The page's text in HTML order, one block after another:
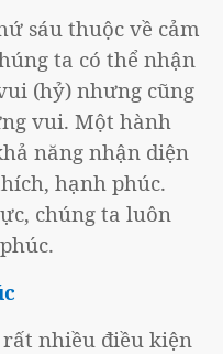
sáu thuộc về cảm
ta có thể nhận
(hỷ) nhưng cũng
vui. Một hành
năng nhận diện
hạnh phúc.
chúng ta luôn
nhiều điều kiện